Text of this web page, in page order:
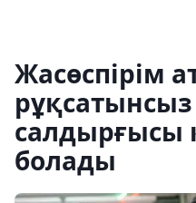
Жасөспірім
салдырғысы
болады